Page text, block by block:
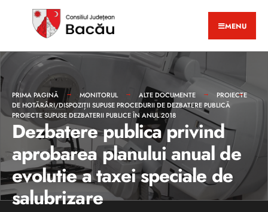
MENU
PRIMA PAGINĂ MONITORUL ALTE DOCUMENTE
PROIECTE
DE HOTĂRÂRI/DISPOZIȚII SUPUSE PROCEDURII DE DEZBATERE PUBLICĂ
PROIECTE SUPUSE DEZBATERII PUBLICE ÎN ANUL 2018
Dezbatere publica privind
aprobarea planului anual de
evolutie a taxei speciale de
salubrizare